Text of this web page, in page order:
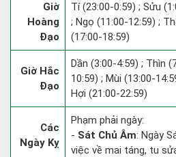
Giờ
Hoàng
Đạo
Tí (23:00-0:59) ; Sửu
; Ngọ (11:00-12:59) ;
(17:00-18:59)
Giờ Hắc
Đạo
Dần (3:00-4:59) ; Thìn
10:59) ; Mùi (13:00-
Hợi (21:00-22:59)
Các
Ngày Kỵ
Phạm phải ngày:
- Sát Chủ Âm: Ngày
việc về mai táng, tu